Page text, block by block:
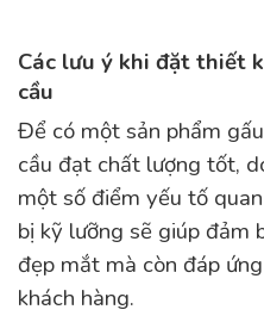
Các lưu ý khi đặt thiết
cầu
Để có một sản phẩm
cầu đạt chất lượng tốt,
một số điểm yếu tố
bị kỹ lưỡng sẽ giúp đảm
đẹp mắt mà còn đáp
khách hàng.